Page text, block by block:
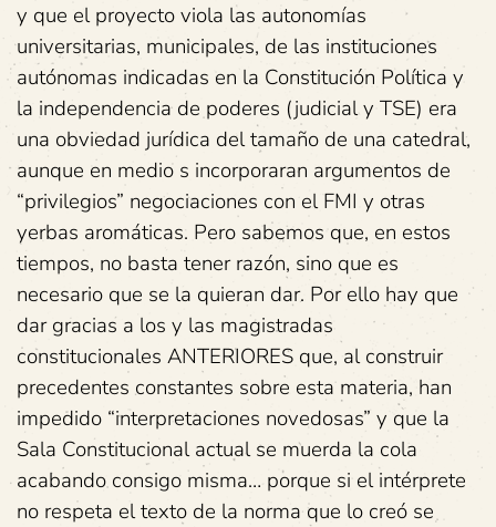
y que el proyecto viola las autonomías
universitarias, municipales, de las instituciones
autónomas indicadas en la Constitución Política y
la independencia de poderes (judicial y TSE) era
una obviedad jurídica del tamaño de una catedral,
aunque en medio s incorporaran argumentos de
“privilegios” negociaciones con el FMI y otras
yerbas aromáticas. Pero sabemos que, en estos
tiempos, no basta tener razón, sino que es
necesario que se la quieran dar. Por ello hay que
dar gracias a los y las magistradas
constitucionales ANTERIORES que, al construir
precedentes constantes sobre esta materia, han
impedido “interpretaciones novedosas” y que la
Sala Constitucional actual se muerda la cola
acabando consigo misma… porque si el intérprete
no respeta el texto de la norma que lo creó se